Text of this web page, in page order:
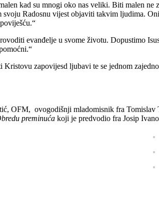
kad su mnogi oko nas veliki. Biti malen ne
svoju Radosnu vijest objaviti takvim ljudima.
evanđelje u svome životu. Dopustimo
zapovijesd ljubavi te se jednom
OFM, ovogodišnji mladomisnik fra Tomislav
preminuća koji je predvodio fra Josip